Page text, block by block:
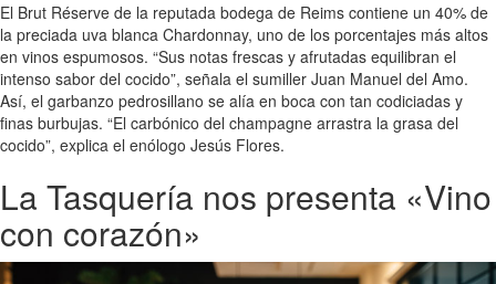
El Brut Réserve de la reputada bodega de Reims contiene un 40% de
la preciada uva blanca Chardonnay, uno de los porcentajes más altos
en vinos espumosos. “Sus notas frescas y afrutadas equilibran el
intenso sabor del cocido”, señala el sumiller Juan Manuel del Amo.
Así, el garbanzo pedrosillano se alía en boca con tan codiciadas y
finas burbujas. “El carbónico del champagne arrastra la grasa del
cocido”, explica el enólogo Jesús Flores.
La Tasquería nos presenta «Vino
con corazón»